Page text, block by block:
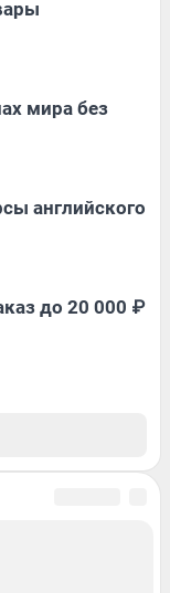
мира без
английского
до 20 000 ₽